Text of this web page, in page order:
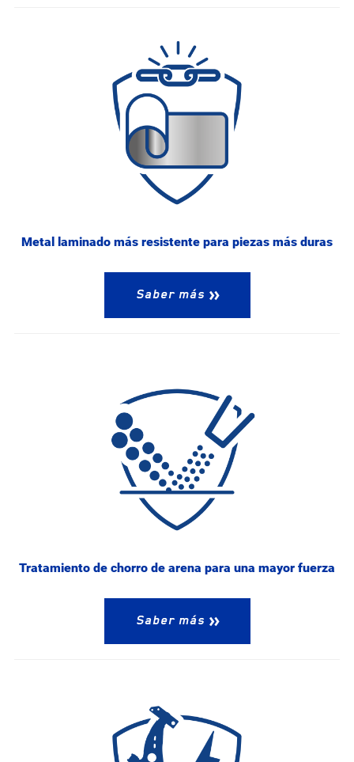
Metal laminado más resistente para piezas más duras
Saber más
Tratamiento de chorro de arena para una mayor fuerza
Saber más